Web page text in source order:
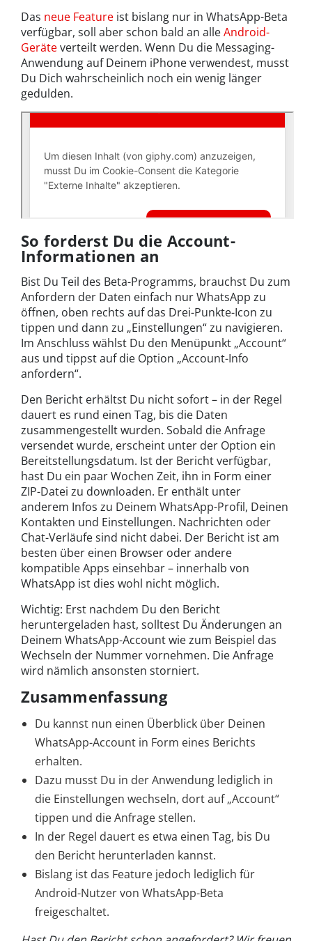
Das neue Feature ist bislang nur in WhatsApp-Beta
verfügbar, soll aber schon bald an alleAndroid-
Geräteverteilt werden. Wenn Du die Messaging-
Anwendung auf Deinem iPhone verwendest, musst
Du Dich wahrscheinlich noch ein wenig länger
gedulden.
So forderst Du die Account-
Informationen an
Bist Du Teil des Beta-Programms, brauchst Du zum
Anfordern der Daten einfach nur WhatsApp zu
öffnen, oben rechts auf das Drei-Punkte-Icon zu
tippen und dann zu „Einstellungen“ zu navigieren.
Im Anschluss wählst Du den Menüpunkt „Account“
aus und tippst auf die Option „Account-Info
anfordern“.
Den Bericht erhältst Du nicht sofort – in der Regel
dauert es rund einen Tag, bis die Daten
zusammengestellt wurden. Sobald die Anfrage
versendet wurde, erscheint unter der Option ein
Bereitstellungsdatum. Ist der Bericht verfügbar,
hast Du ein paar Wochen Zeit, ihn in Form einer
ZIP-Datei zu downloaden. Er enthält unter
anderem Infos zu Deinem WhatsApp-Profil, Deinen
Kontakten und Einstellungen. Nachrichten oder
Chat-Verläufe sind nicht dabei. Der Bericht ist am
besten über einen Browser oder andere
kompatible Apps einsehbar – innerhalb von
WhatsApp ist dies wohl nicht möglich.
Wichtig: Erst nachdem Du den Bericht
heruntergeladen hast, solltest Du Änderungen an
Deinem WhatsApp-Account wie zum Beispiel das
Wechseln der Nummer vornehmen. Die Anfrage
wird nämlich ansonsten storniert.
Zusammenfassung
Du kannst nun einen Überblick über Deinen
WhatsApp-Account in Form eines Berichts
erhalten.
Dazu musst Du in der Anwendung lediglich in
die Einstellungen wechseln, dort auf „Account“
tippen und die Anfrage stellen.
In der Regel dauert es etwa einen Tag, bis Du
den Bericht herunterladen kannst.
Bislang ist das Feature jedoch lediglich für
Android-Nutzer von WhatsApp-Beta
freigeschaltet.